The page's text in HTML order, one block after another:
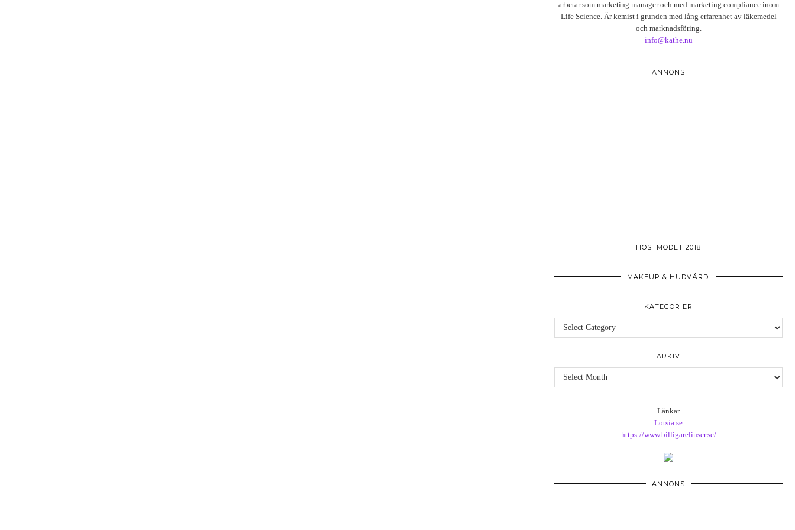
arbetar som marketing manager och med marketing compliance inom
Life Science. Är kemist i grunden med lång erfarenhet av läkemedel
och marknadsföring.
info@kathe.nu
ANNONS
HÖSTMODET 2018
MAKEUP & HUDVÅRD:
KATEGORIER
Kategorier
ARKIV
Arkiv
Länkar
Lotsia.se
https://www.billigarelinser.se/
ANNONS